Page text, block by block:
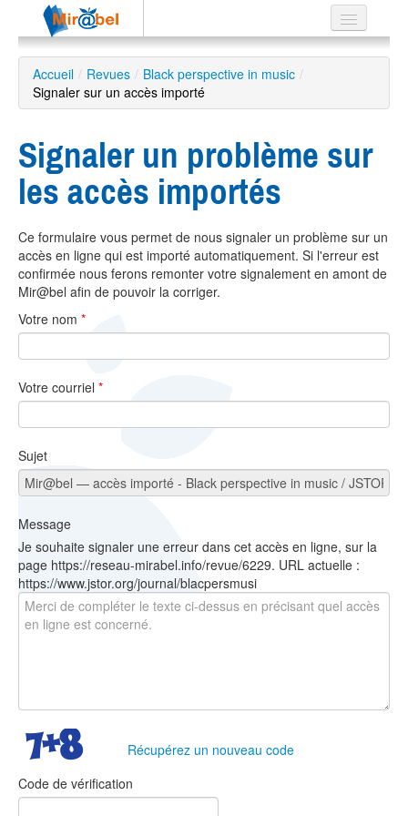
Le réseau
Soutien
avancée
EN
ES
?
Accueil / Revues / Black perspective in music /
Signaler sur un accès importé
Signaler un problème sur
les accès importés
Ce formulaire vous permet de nous signaler un problème sur un
accès en ligne qui est importé automatiquement. Si l'erreur est
confirmée nous ferons remonter votre signalement en amont de
Mir@bel afin de pouvoir la corriger.
Votre nom *
Votre courriel *
Sujet
Message
Je souhaite signaler une erreur dans cet accès en ligne, sur la
page https://reseau-mirabel.info/revue/6229. URL actuelle :
https://www.jstor.org/journal/blacpersmusi
Récupérez un nouveau code
Code de vérification